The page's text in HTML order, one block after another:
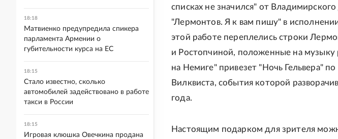
списках не значился" от
"Лермонтов. Я к вам пишу" в
этой работе переплелись строки
и Ростопчиной, положенные на музыку
на Немиге" привезет "Ночь Гельвера"
Вилквиста, события которой
года.
Настоящим подарком для зрителя
18:18
Матвиенко предупредила спикера
парламента Армении о
губительности курса на ЕС
18:15
Стало известно, сколько
автомобилей задействовано в работе
такси в России
18:15
Игровая клюшка Овечкина продана